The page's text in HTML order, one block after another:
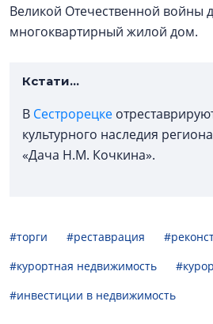
Великой Отечественной войны
многоквартирный жилой дом.
Кстати...
В Сестрорецке
культурного наследия
«Дача Н.М. Кочкина».
#торги #реставрация
#курортная недвижимость
#инвестиции в недвижимость